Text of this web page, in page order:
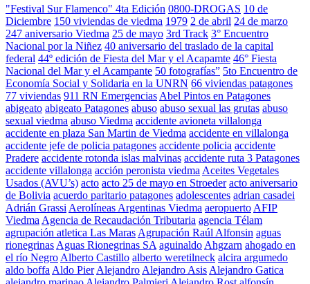
"Festival Sur Flamenco" 4ta Edición 0800-DROGAS 10 de
Diciembre 150 viviendas de viedma 1979 2 de abril 24 de marzo
247 aniversario Viedma 25 de mayo 3rd Track 3° Encuentro
Nacional por la Niñez 40 aniversario del traslado de la capital
federal 44º edición de Fiesta del Mar y el Acapamte 46° Fiesta
Nacional del Mar y el Acampante 50 fotografías” 5to Encuentro de
Economía Social y Solidaria en la UNRN 66 viviendas patagones
77 viviendas 911 RN Emergencias Abel Pintos en Patagones
abigeato abigeato Patagones abuso abuso sexual las grutas abuso
sexual viedma abuso Viedma accidente avioneta villalonga
accidente en plaza San Martin de Viedma accidente en villalonga
accidente jefe de policia patagones accidente policia accidente
Pradere accidente rotonda islas malvinas accidente ruta 3 Patagones
accidente villalonga acción peronista viedma Aceites Vegetales
Usados (AVU’s) acto acto 25 de mayo en Stroeder acto aniversario
de Bolivia acuerdo paritario patagones adolescentes adrian casadei
Adrián Grassi Aerolíneas Argentinas Viedma aeropuerto AFIP
Viedma Agencia de Recaudación Tributaria agencia Télam
agrupación atletica Las Maras Agrupación Raúl Alfonsin aguas
rionegrinas Aguas Rionegrinas SA aguinaldo Ahgzarn ahogado en
el río Negro Alberto Castillo alberto weretilneck alcira argumedo
aldo boffa Aldo Pier Alejandro Alejandro Asis Alejandro Gatica